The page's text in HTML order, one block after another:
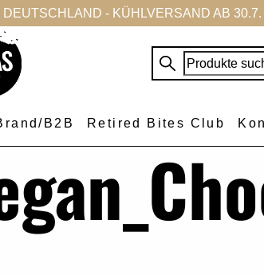
- KÜHLVERSAND AB 30.7.
Suchen
nach:
B2B Retired Bites Club